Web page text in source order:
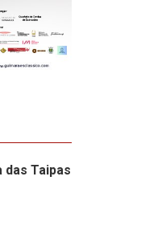
das Taipas